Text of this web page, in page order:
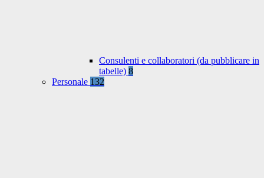
Consulenti e collaboratori (da pubblicare in
tabelle) 8
Personale 132